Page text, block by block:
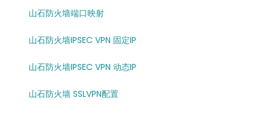
山石防火墙端口映射
山石防火墙IPSEC VPN 固定IP
山石防火墙IPSEC VPN 动态IP
山石防火墙 SSLVPN配置